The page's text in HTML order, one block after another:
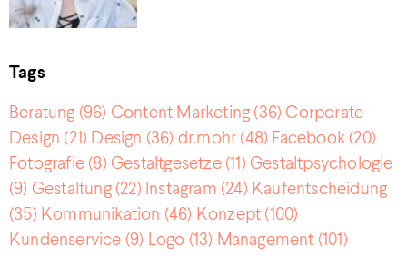
Tags
Beratung(96) Content Marketing(36) Corporate
Design (21) Design (36) dr.mohr (48) Facebook (20)
Fotografie (8) Gestaltgesetze(11) Gestaltpsychologie
(9) Gestaltung(22) Instagram (24) Kaufentscheidung
(35) Kommunikation (46) Konzept (100)
Kundenservice (9) Logo (13) Management (101)